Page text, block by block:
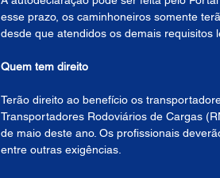
esse prazo, os caminhoneiros somente
desde que atendidos os demais requisitos
Quem tem direito
Terão direito ao benefício os
Transportadores Rodoviários de Cargas
de maio deste ano. Os profissionais
entre outras exigências.